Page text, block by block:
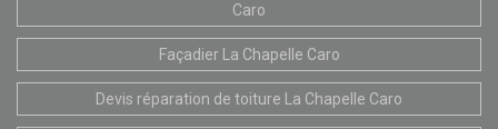
Caro
Façadier La Chapelle Caro
Devis réparation de toiture La Chapelle Caro